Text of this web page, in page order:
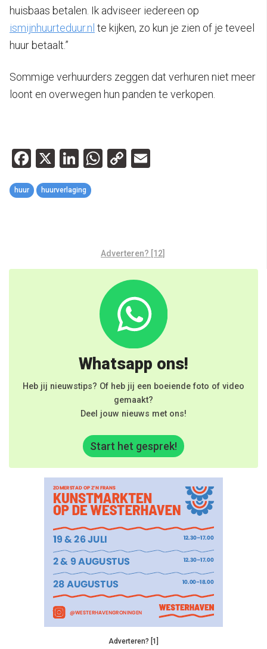
huisbaas betalen. Ik adviseer iedereen op
ismijnhuurteduur.nl te kijken, zo kun je zien of je teveel
huur betaalt.”
Sommige verhuurders zeggen dat verhuren niet meer
loont en overwegen hun panden te verkopen.
Facebook
X LinkedIn
WhatsApp
Copy
huur huurverlaging
Adverteren? [12]
Whatsapp ons!
Heb jij nieuwstips? Of heb jij een boeiende foto of video
gemaakt?
Deel jouw nieuws met ons!
Start het gesprek!
Adverteren? [1]